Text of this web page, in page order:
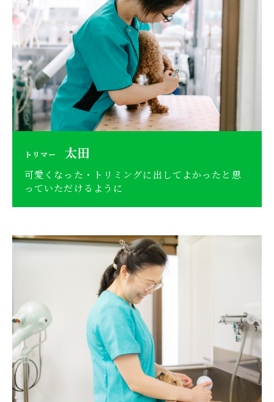
トリマー 太田
可愛くなった・トリミングに出してよかったと思
っていただけるように